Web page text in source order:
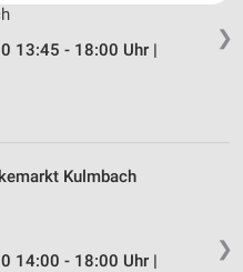
❯
13:45 - 18:00 Uhr |
❯
Kulmbach
14:00 - 18:00 Uhr |
Auswahl von